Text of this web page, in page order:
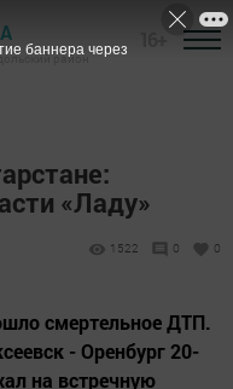
район
«Ладу»
1522 0 0
смертельное ДТП.
- Оренбург 20-
на встречную
баннера через